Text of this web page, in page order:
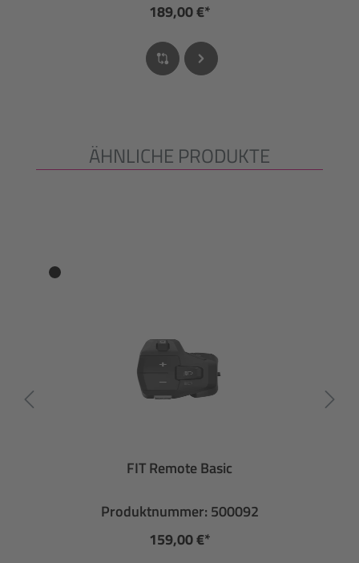
189,00 €*
Produktgalerie überspringen
ÄHNLICHE PRODUKTE
FIT Remote Basic
Produktnummer: 500092
159,00 €*